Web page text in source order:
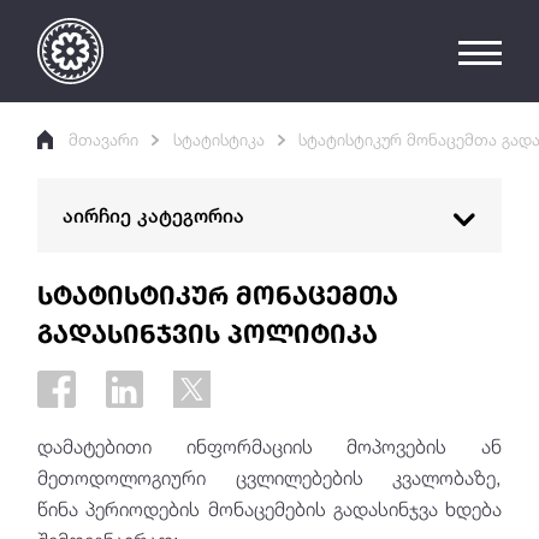
მთავარი სტატისტიკა სტატისტიკურ მონაცემთა
აირჩიე კატეგორია
ინტერაქტიული სტატისტიკა
ანალიტიკური პლატფორმა
სტატისტიკური მონაცემების გავრცელების
კალენდარი
ინტერაქტიული პრესრელიზები
სტატისტიკურ მონაცემთა
გადასინჯვის პოლიტიკა
დამატებითი ინფორმაციის მოპოვების ან
მეთოდოლოგიური ცვლილებების კვალობაზე,
წინა პერიოდების მონაცემების გადასინჯვა ხდება